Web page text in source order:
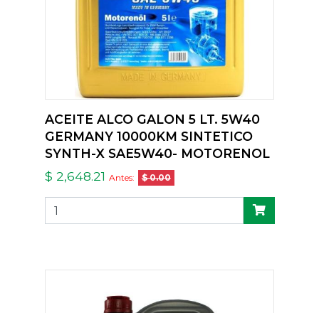
ACEITE ALCO GALON 5 LT. 5W40
GERMANY 10000KM SINTETICO
SYNTH-X SAE5W40- MOTORENOL
$ 2,648.21 Antes: $ 0.00